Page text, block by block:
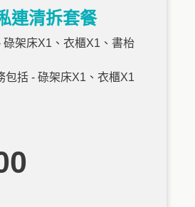
連清拆套餐
碌架床X1、衣櫃X1、書枱
包括 - 碌架床X1、衣櫃X1